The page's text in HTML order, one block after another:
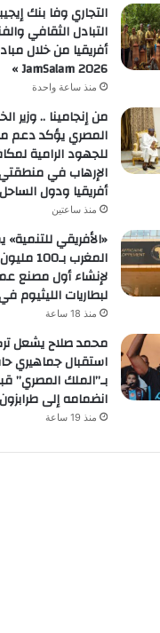
التجاري وفا بنك
التبادل الثقافي
أفريقيا من خلال
JamSalam 2026 »
منذ ساعة واحدة
من إنجامينا .. وزير
المصري يؤكد دعم
للجهود الرامية
الإرهاب في
أفريقيا ودول الساحل
منذ ساعتين
«الأفريقي
المغرب
لإنشاء أول مصنع
لبطاريات الليثيوم
منذ 18 ساعة
محمد صلاح يشعل
استقبال جماهيري
بـ”الملك المصري”
انضمامه إلى
منذ 19 ساعة